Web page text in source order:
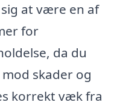
at være en af
for
da du
skader og
korrekt væk fra